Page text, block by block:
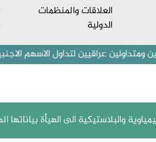
العلاقات والمنظمات
الدولية
لتداول الاسهم الاجنبية
والبلاستيكية الى الهيأة بياناتها